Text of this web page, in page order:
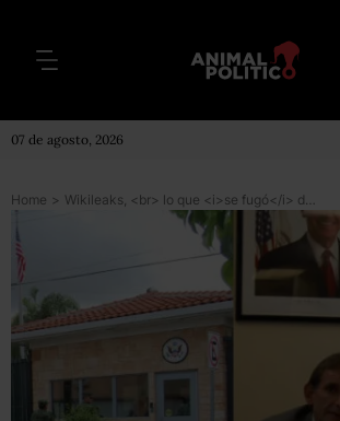
07 de agosto, 2026
Home > Wikileaks, <br> lo que <i>se fugó</i> de Monterrey